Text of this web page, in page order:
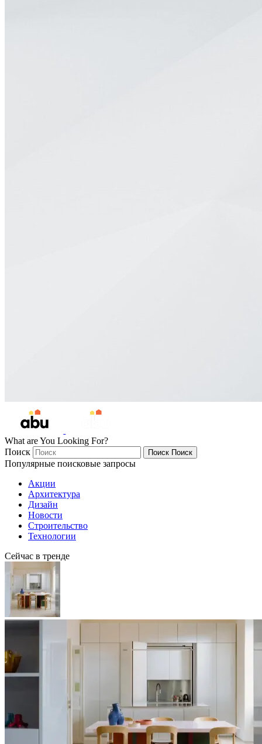
What are You Looking For?
Поиск
Поиск Поиск
Популярные поисковые запросы
Акции
Архитектура
Дизайн
Новости
Строительство
Технологии
Сейчас в тренде